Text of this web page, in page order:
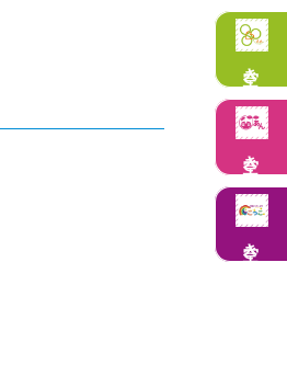
空き状況
空き状況
空き状況